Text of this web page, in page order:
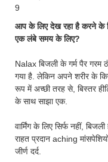
आप के लिए देख रहा है करने के
एक लंबे समय के लिए?
Nalax बिजली के गर्म पैर गरम
गया है. लेकिन अपने शरीर के
रूप में अच्छी तरह से, बिस्तर
के साथ साझा एक.
वार्मिंग के लिए सिर्फ नहीं,
राहत प्रदान aching
जीर्ण दर्द.